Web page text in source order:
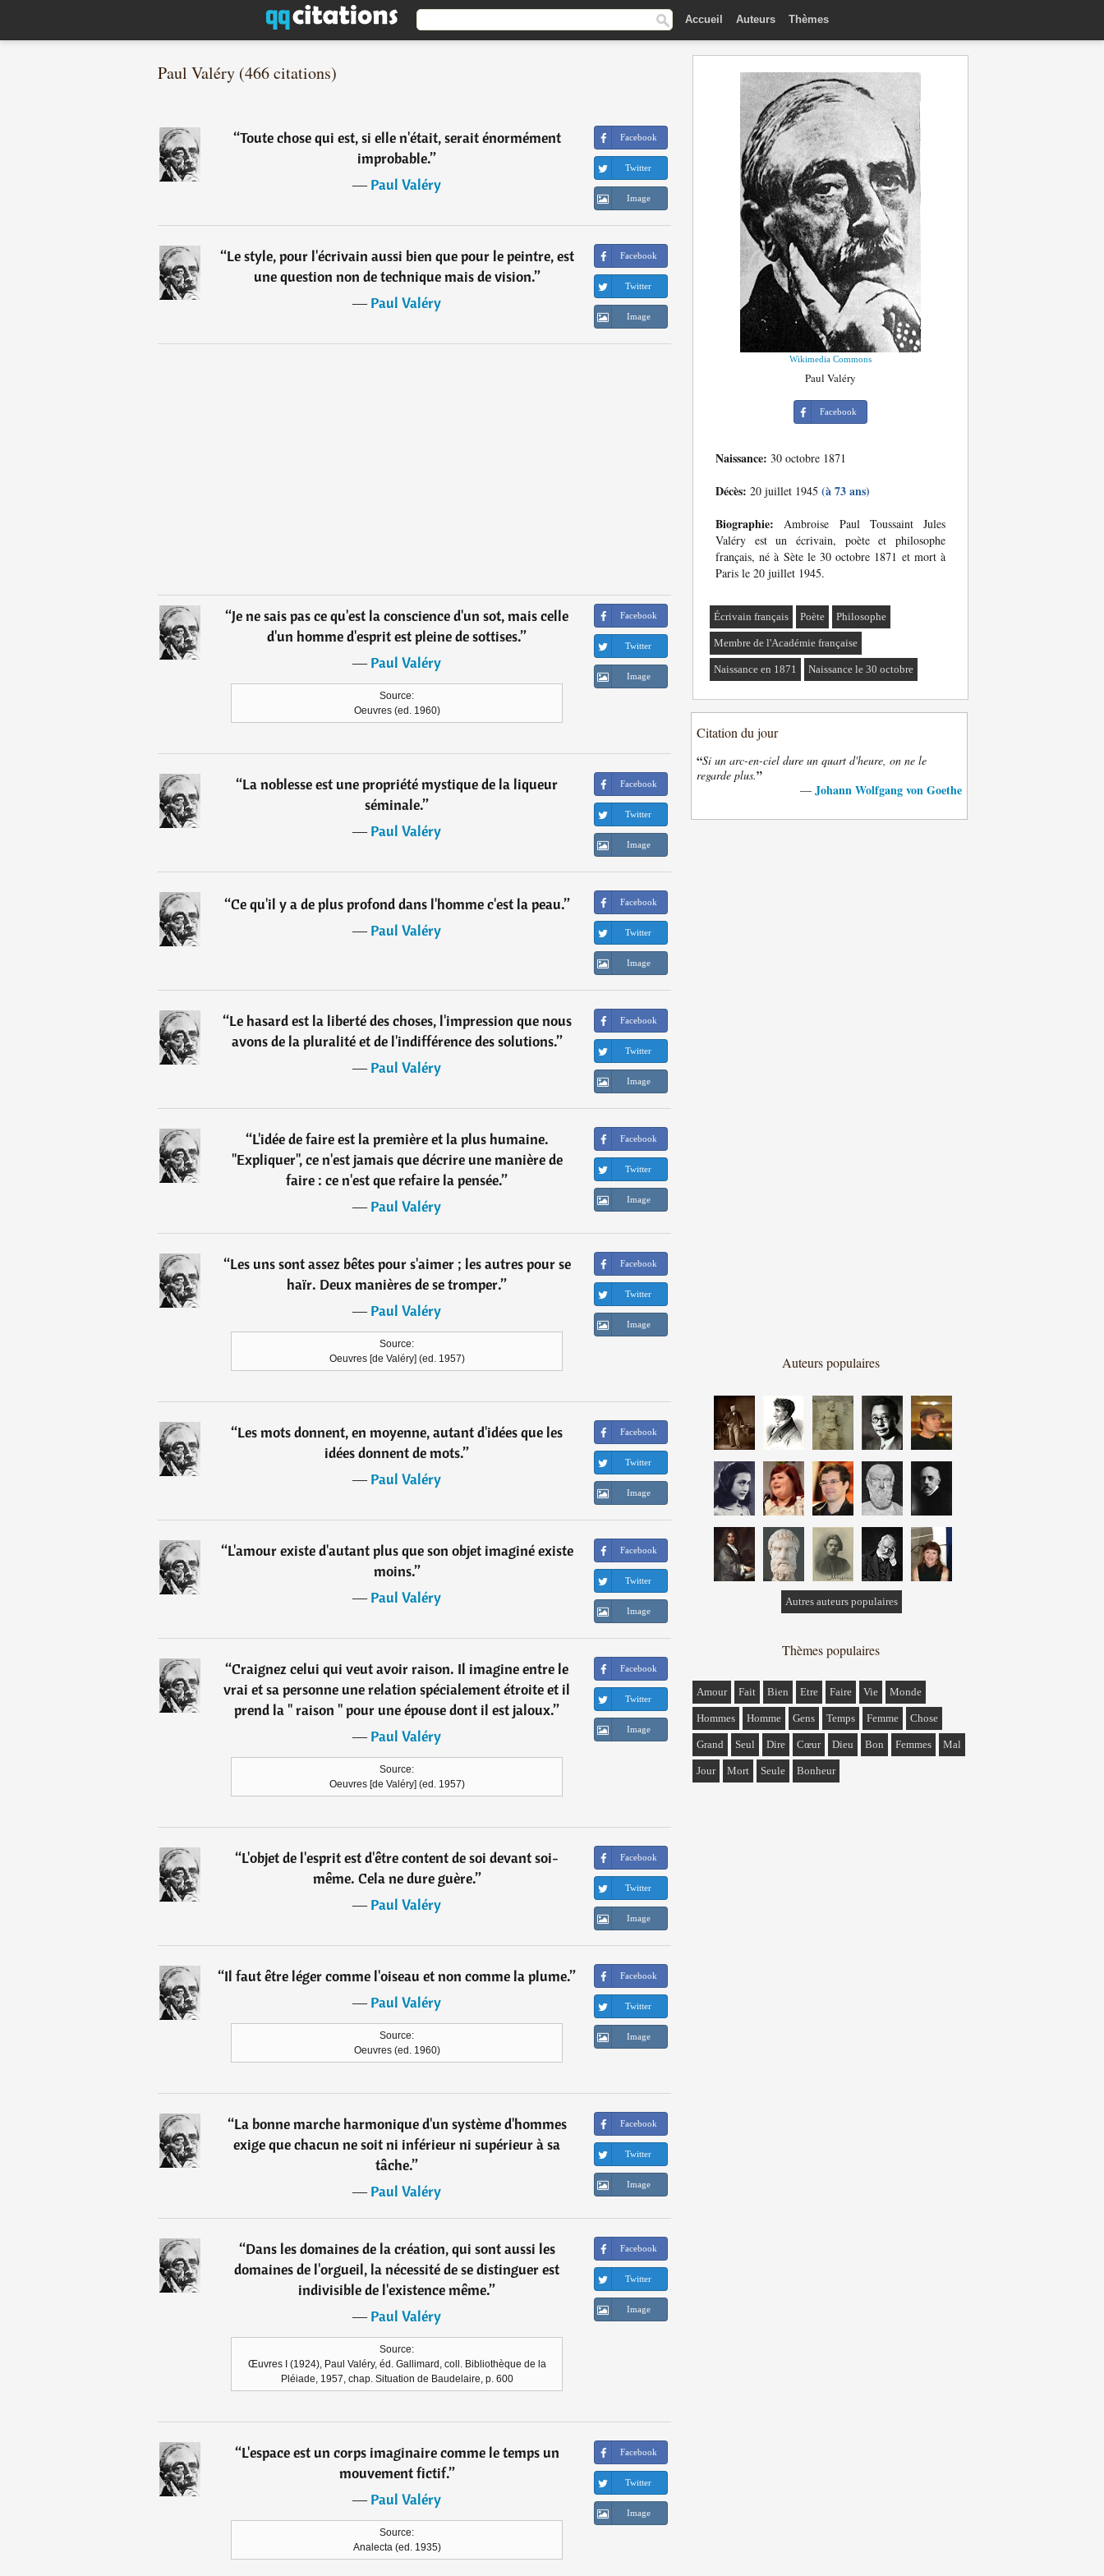
Accueil Auteurs Thèmes
Paul Valéry (466 citations)
“Toute chose qui est, si elle n'était, serait énormément
improbable.”
―Paul Valéry
Facebook
Twitter
Image
“Le style, pour l'écrivain aussi bien que pour le peintre, est
une question non de technique mais de vision.”
―Paul Valéry
Facebook
Twitter
Image
“Je ne sais pas ce qu'est la conscience d'un sot, mais celle
d'un homme d'esprit est pleine de sottises.”
―Paul Valéry
Source:
Oeuvres (ed. 1960)
Facebook
Twitter
Image
“La noblesse est une propriété mystique de la liqueur
séminale.”
―Paul Valéry
Facebook
Twitter
Image
“Ce qu'il y a de plus profond dans l'homme c'est la peau.”
―Paul Valéry
Facebook
Twitter
Image
“Le hasard est la liberté des choses, l'impression que nous
avons de la pluralité et de l'indifférence des solutions.”
―Paul Valéry
Facebook
Twitter
Image
“L'idée de faire est la première et la plus humaine.
"Expliquer", ce n'est jamais que décrire une manière de
faire : ce n'est que refaire la pensée.”
―Paul Valéry
Facebook
Twitter
Image
“Les uns sont assez bêtes pour s'aimer ; les autres pour se
haïr. Deux manières de se tromper.”
―Paul Valéry
Source:
Oeuvres [de Valéry] (ed. 1957)
Facebook
Twitter
Image
“Les mots donnent, en moyenne, autant d'idées que les
idées donnent de mots.”
―Paul Valéry
Facebook
Twitter
Image
“L'amour existe d'autant plus que son objet imaginé existe
moins.”
―Paul Valéry
Facebook
Twitter
Image
“Craignez celui qui veut avoir raison. Il imagine entre le
vrai et sa personne une relation spécialement étroite et il
prend la " raison " pour une épouse dont il est jaloux.”
―Paul Valéry
Source:
Oeuvres [de Valéry] (ed. 1957)
Facebook
Twitter
Image
“L'objet de l'esprit est d'être content de soi devant soi-
même. Cela ne dure guère.”
―Paul Valéry
Facebook
Twitter
Image
“Il faut être léger comme l'oiseau et non comme la plume.”
―Paul Valéry
Source:
Oeuvres (ed. 1960)
Facebook
Twitter
Image
“La bonne marche harmonique d'un système d'hommes
exige que chacun ne soit ni inférieur ni supérieur à sa
tâche.”
―Paul Valéry
Facebook
Twitter
Image
“Dans les domaines de la création, qui sont aussi les
domaines de l'orgueil, la nécessité de se distinguer est
indivisible de l'existence même.”
―Paul Valéry
Source:
Œuvres I (1924), Paul Valéry, éd. Gallimard, coll. Bibliothèque de la
Pléiade, 1957, chap. Situation de Baudelaire, p. 600
Facebook
Twitter
Image
“L'espace est un corps imaginaire comme le temps un
mouvement fictif.”
―Paul Valéry
Source:
Analecta (ed. 1935)
Facebook
Twitter
Image
Wikimedia Commons
Paul Valéry
Facebook
Naissance: 30 octobre 1871
Décès: 20 juillet 1945 (à 73 ans)
Biographie: Ambroise Paul Toussaint Jules
Valéry est un écrivain, poète et philosophe
français, né à Sète le 30 octobre 1871 et mort à
Paris le 20 juillet 1945.
Écrivain français Poète Philosophe
Membre de l'Académie française
Naissance en 1871 Naissance le 30 octobre
Citation du jour
“Si un arc-en-ciel dure un quart d'heure, on ne le
regarde plus.”
— Johann Wolfgang von Goethe
Auteurs populaires
Autres auteurs populaires
Thèmes populaires
Amour Fait Bien Etre Faire Vie Monde
Hommes Homme Gens Temps Femme Chose
Grand Seul Dire Cœur Dieu Bon Femmes Mal
Jour Mort Seule Bonheur